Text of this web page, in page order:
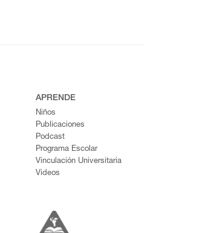
APRENDE
Niños
Publicaciones
Podcast
Programa Escolar
Vinculación Universitaria
Videos